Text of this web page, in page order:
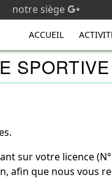
notre siège
ACCUEIL
SPORTIVE
sur votre licence
afin que nous vous